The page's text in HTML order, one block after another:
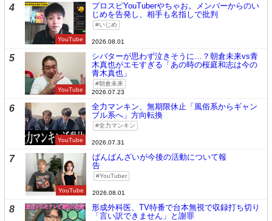
4
YouTube
プロスピYouTuberやちゃお。メンバーからのい
じめを告発し、相手も名指しで批判
いじめ
2026.08.01
5
YouTube
シバターが思わず泣きそうに…？朝倉未来vs青
木真也がエモすぎる「あの時の桜庭和志は今の
青木真也」
朝倉未来
2026.07.23
6
YouTube
全力マンキン、無期限休止「風俗系からギャン
ブル系へ」方向転換
全力マンキン
2026.07.31
7
YouTube
ばんばんざいが今後の活動について報
告
YouTuber
2026.08.01
8
形成外科医、TV特番で台本無視で収録打ち切り
「言い訳できません」と謝罪